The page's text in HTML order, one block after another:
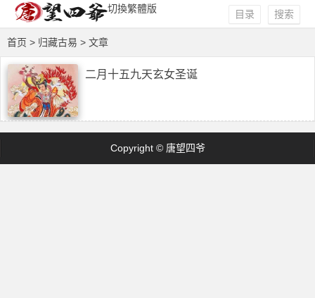
切換繁體版 搜索
目录
首页 > 归藏古易 > 文章
二月十五九天玄女圣诞
Copyright © 唐望四爷